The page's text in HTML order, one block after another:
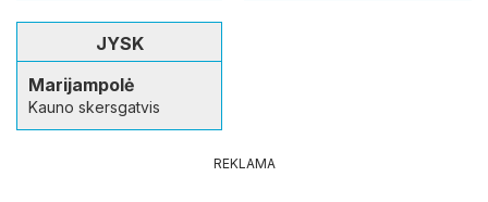
JYSK
Marijampolė
Kauno skersgatvis
REKLAMA